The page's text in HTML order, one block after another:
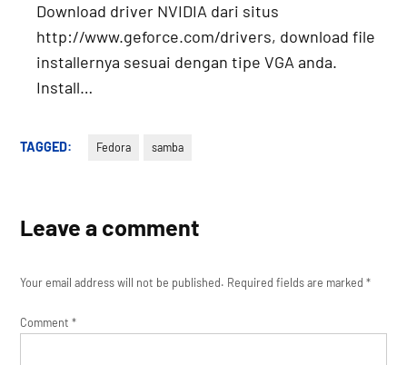
Download driver NVIDIA dari situs
http://www.geforce.com/drivers, download file
installernya sesuai dengan tipe VGA anda.
Install…
TAGGED: Fedora samba
Leave a comment
Your email address will not be published. Required fields are marked*
Comment*